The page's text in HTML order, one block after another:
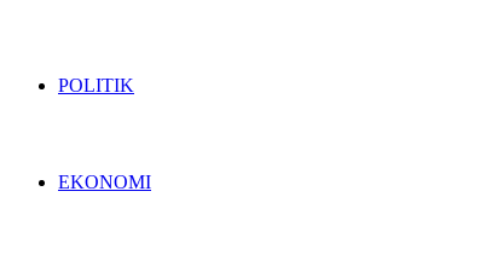
POLITIK
EKONOMI